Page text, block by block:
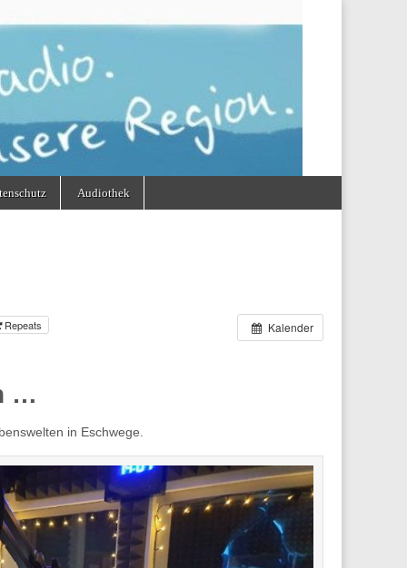
Audiothek
Kalender
Repeats
…
in Eschwege.